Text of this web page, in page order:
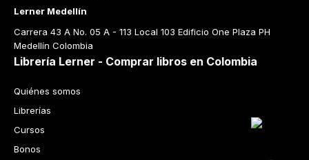
Lerner Medellín
Carrera 43 A No. 05 A - 113 Local 103 Edificio One Plaza PH
Medellín Colombia
Librería Lerner - Comprar libros en Colombia
Quiénes somos
Librerías
Cursos
Bonos